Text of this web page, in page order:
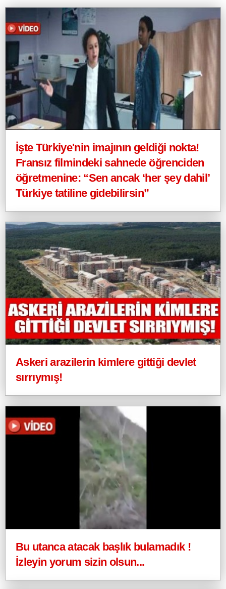
İşte Türkiye'nin imajının geldiği nokta!
Fransız filmindeki sahnede öğrenciden
öğretmenine: “Sen ancak ‘her şey dahil’
Türkiye tatiline gidebilirsin”
Askeri arazilerin kimlere gittiği devlet
sırrıymış!
Bu utanca atacak başlık bulamadık !
İzleyin yorum sizin olsun...